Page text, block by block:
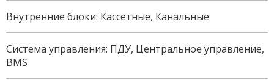
Внутренние блоки: Кассетные, Канальные
Система управления: ПДУ, Центральное управление,
BMS